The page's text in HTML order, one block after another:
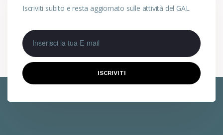
Iscriviti subito e resta aggiornato sulle attività del GAL
ISCRIVITI